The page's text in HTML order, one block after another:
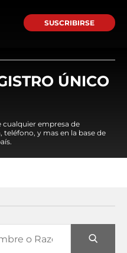
SUSCRIBIRSE
ÚNICO
cualquier empresa de
y mas en la base de